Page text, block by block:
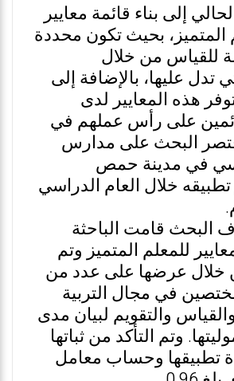
إلى بناء قائمة معايير
المتميز، بحيث تكون محددة
للقياس من خلال
تدل عليها، بالإضافة إلى
هذه المعايير لدى
على رأس عملهم في
البحث على مدارس
في مدينة حمص
خلال العام الدراسي
البحث قامت الباحثة
للمعلم المتميز وتم
خلال عرضها على عدد من
في مجال التربية
والتقويم لبيان مدى
وتم التأكد من ثباتها
تطبيقها وحساب معامل